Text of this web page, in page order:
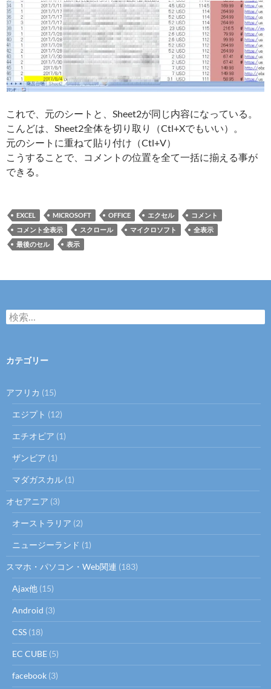
これで、元のシートと、Sheet2が同じ内容になっている。
こんどは、Sheet2全体を切り取り（Ctl+Xでもいい）。
元のシートに重ねて貼り付け（Ctl+V）
こうすることで、コメントの位置を全て一括に揃える事が
できる。
EXCEL MICROSOFT OFFICE エクセル
コメント
コメント全表示
スクロール マイクロソフト
全表示
最後のセル
表示
検
索
カテゴリー
アフリカ (15)
エジプト (12)
エチオピア (1)
ザンビア (1)
マダガスカル (1)
オセアニア (3)
オーストラリア (2)
ニュージーランド (1)
スマホ・パソコン・Web関連 (183)
Ajax他 (15)
Android (3)
CSS (18)
EC CUBE (5)
facebook (3)